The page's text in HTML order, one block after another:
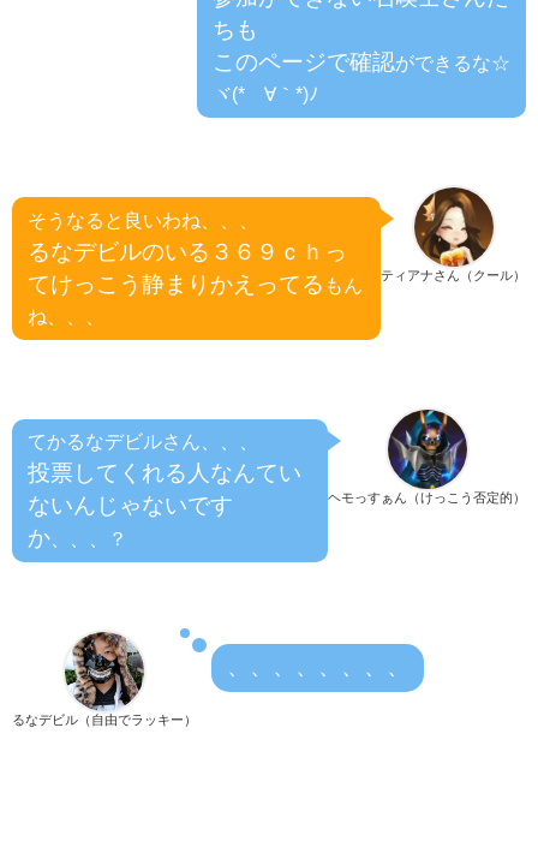
ちも
このページで確認ができるな☆
ヾ(*´∀｀*)ﾉ
ティアナさん（クール）
そうなると良いわね、、、
るなデビルのいる３６９ｃｈっ
てけっこう静まりかえってる もん
ね、、、
ヘモっすぁん（けっこう否定的）
てかるなデビルさん、、、
投票してくれる人なんてい
ないんじゃないです
か、、、？
るなデビル（自由でラッキー）
、、、、、、、、